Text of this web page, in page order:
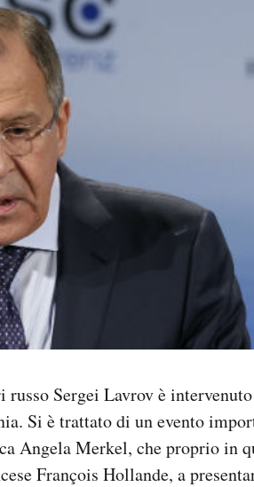
Sergei Lavrov è
Si è trattato di un evento
Angela Merkel, che proprio in
François Hollande, a